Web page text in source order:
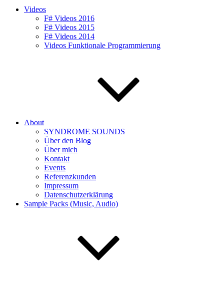
Videos
F# Videos 2016
F# Videos 2015
F# Videos 2014
Videos Funktionale Programmierung
About
SYNDROME SOUNDS
Über den Blog
Über mich
Kontakt
Events
Referenzkunden
Impressum
Datenschutzerklärung
Sample Packs (Music, Audio)